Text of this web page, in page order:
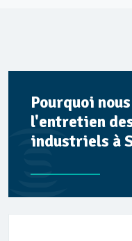
Pourquoi
l'entretien
industriels à